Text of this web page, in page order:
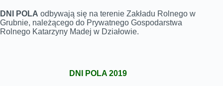
DNI POLA odbywają się na terenie Zakładu Rolnego w
Grubnie, należącego do Prywatnego Gospodarstwa
Rolnego Katarzyny Madej w Działowie.
DNI POLA 2019